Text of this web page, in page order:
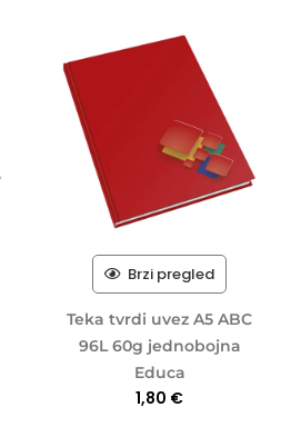
Brzi pregled
Teka tvrdi uvez A5 ABC
96L 60g jednobojna
Educa
1,80 €